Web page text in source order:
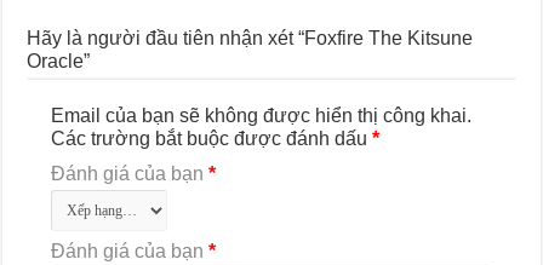
Hãy là người đầu tiên nhận xét “Foxfire The Kitsune
Oracle”
Email của bạn sẽ không được hiển thị công khai.
Các trường bắt buộc được đánh dấu*
Đánh giá của bạn*
Đánh giá của bạn*